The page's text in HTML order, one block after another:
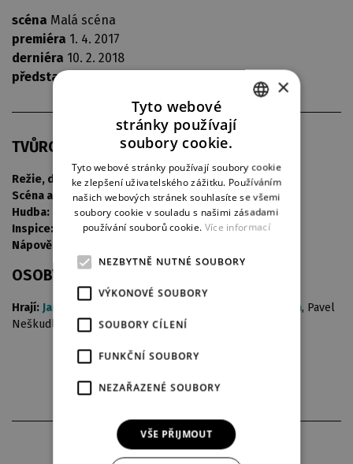
scéna Malá scéna
premiéra 1. 4. 2017
derniéra 10. 2. 2018
představení
TVŮRCI
Režie, dramaturgie: Adam Svozil, Kristýna Kosová
Scéna a kostýmy: Ján Tereba
Hudba:
Jakub Borovanský
Inspice:
Martin Chmelař
Nápověda:
OSOBY A OBSAZENÍ
Hrají: Jana Kubátová Michal Štěrba, Pavel
Neškudla
FOTOGRAFIE Z INSCENACE
GERMAN
×
Tyto webové
stránky používají
soubory cookie.
Tyto webové stránky používají soubory cookie
ke zlepšení uživatelského zážitku. Používáním
našich webových stránek souhlasíte se všemi
soubory cookie v souladu s našimi zásadami
používání souborů cookie. Více informací
NEZBYTNĚ NUTNÉ SOUBORY
VÝKONOVÉ SOUBORY
SOUBORY CÍLENÍ
FUNKČNÍ SOUBORY
NEZAŘAZENÉ SOUBORY
VŠE PŘIJMOUT